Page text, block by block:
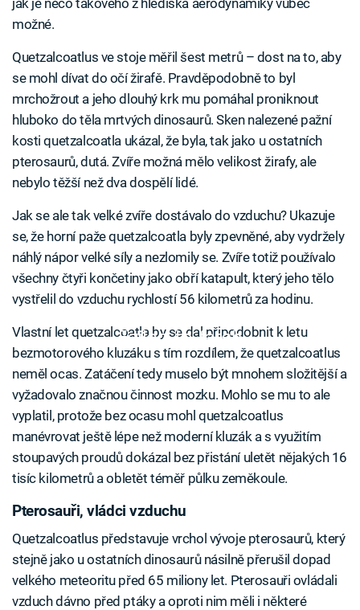
jak je něco takového z hlediska aerodynamiky vůbec
možné.
Quetzalcoatlus ve stoje měřil šest metrů – dost na to, aby
se mohl dívat do očí žirafě. Pravděpodobně to byl
mrchožrout a jeho dlouhý krk mu pomáhal proniknout
hluboko do těla mrtvých dinosaurů. Sken nalezené pažní
kosti quetzalcoatla ukázal, že byla, tak jako u ostatních
pterosaurů, dutá. Zvíře možná mělo velikost žirafy, ale
nebylo těžší než dva dospělí lidé.
Jak se ale tak velké zvíře dostávalo do vzduchu? Ukazuje
se, že horní paže quetzalcoatla byly zpevněné, aby vydržely
náhlý nápor velké síly a nezlomily se. Zvíře totiž používalo
všechny čtyři končetiny jako obří katapult, který jeho tělo
vystřelil do vzduchu rychlostí 56 kilometrů za hodinu.
Failed to fetch
Vlastní let quetzalcoatla by se dal připodobnit k letu
bezmotorového kluzáku s tím rozdílem, že quetzalcoatlus
neměl ocas. Zatáčení tedy muselo být mnohem složitější a
vyžadovalo značnou činnost mozku. Mohlo se mu to ale
vyplatil, protože bez ocasu mohl quetzalcoatlus
manévrovat ještě lépe než moderní kluzák a s využitím
stoupavých proudů dokázal bez přistání uletět nějakých 16
tisíc kilometrů a obletět téměř půlku zeměkoule.
Pterosauři, vládci vzduchu
Quetzalcoatlus představuje vrchol vývoje pterosaurů, který
stejně jako u ostatních dinosaurů násilně přerušil dopad
velkého meteoritu před 65 miliony let. Pterosauři ovládali
vzduch dávno před ptáky a oproti nim měli i některé